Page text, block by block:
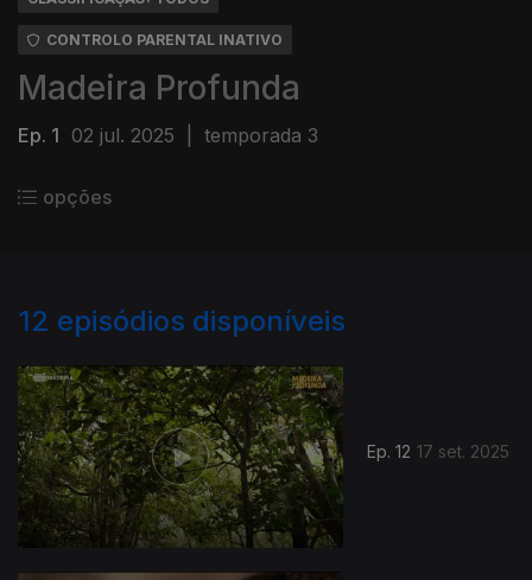
CONTROLO PARENTAL INATIVO
Madeira Profunda
Ep. 1 02 jul. 2025 temporada 3
opções
12 episódios disponíveis
Ep. 12 17 set. 2025